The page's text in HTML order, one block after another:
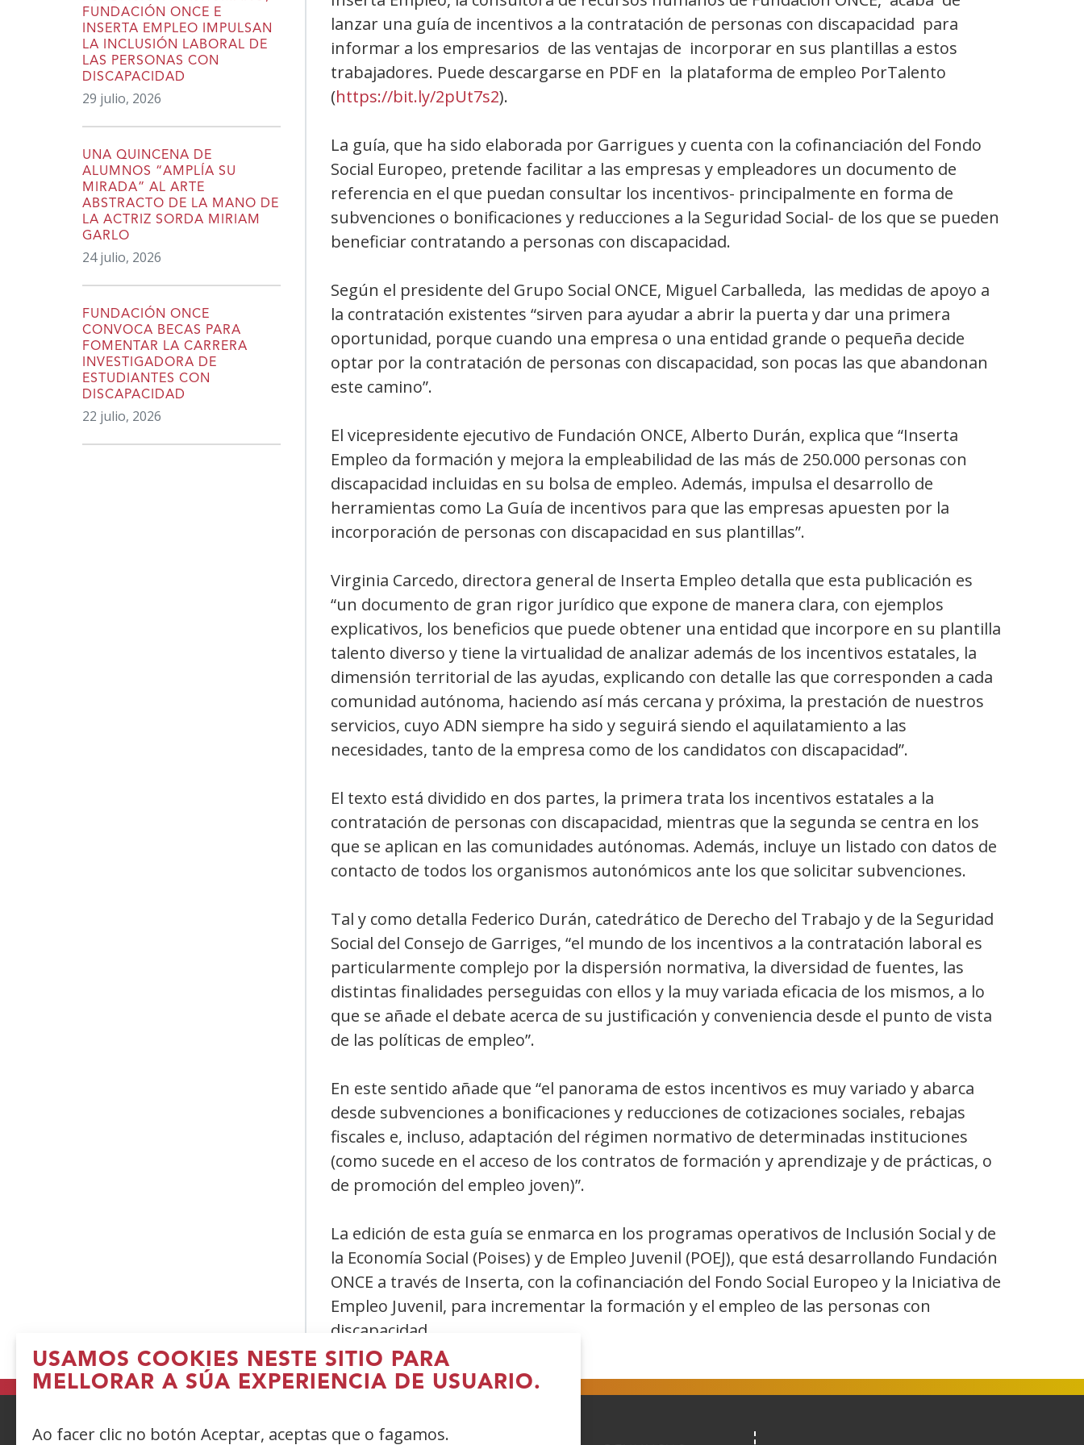
USAMOS COOKIES NESTE SITIO PARA
MELLORAR A SÚA EXPERIENCIA DE USUARIO.
Ao facer clic no botón Aceptar, aceptas que o fagamos.
lanzar una guía de incentivos a la contratación de personas con discapacidad para
informar a los empresarios de las ventajas de incorporar en sus plantillas a estos
trabajadores. Puede descargarse en PDF en la plataforma de empleo PorTalento
(https://bit.ly/2pUt7s2).
La guía, que ha sido elaborada por Garrigues y cuenta con la cofinanciación del Fondo
Social Europeo, pretende facilitar a las empresas y empleadores un documento de
referencia en el que puedan consultar los incentivos- principalmente en forma de
subvenciones o bonificaciones y reducciones a la Seguridad Social- de los que se pueden
beneficiar contratando a personas con discapacidad.
Según el presidente del Grupo Social ONCE, Miguel Carballeda, las medidas de apoyo a
la contratación existentes “sirven para ayudar a abrir la puerta y dar una primera
oportunidad, porque cuando una empresa o una entidad grande o pequeña decide
optar por la contratación de personas con discapacidad, son pocas las que abandonan
este camino”.
El vicepresidente ejecutivo de Fundación ONCE, Alberto Durán, explica que “Inserta
Empleo da formación y mejora la empleabilidad de las más de 250.000 personas con
discapacidad incluidas en su bolsa de empleo. Además, impulsa el desarrollo de
herramientas como La Guía de incentivos para que las empresas apuesten por la
incorporación de personas con discapacidad en sus plantillas”.
Virginia Carcedo, directora general de Inserta Empleo detalla que esta publicación es
“un documento de gran rigor jurídico que expone de manera clara, con ejemplos
explicativos, los beneficios que puede obtener una entidad que incorpore en su plantilla
talento diverso y tiene la virtualidad de analizar además de los incentivos estatales, la
dimensión territorial de las ayudas, explicando con detalle las que corresponden a cada
comunidad autónoma, haciendo así más cercana y próxima, la prestación de nuestros
servicios, cuyo ADN siempre ha sido y seguirá siendo el aquilatamiento a las
necesidades, tanto de la empresa como de los candidatos con discapacidad”.
El texto está dividido en dos partes, la primera trata los incentivos estatales a la
contratación de personas con discapacidad, mientras que la segunda se centra en los
que se aplican en las comunidades autónomas. Además, incluye un listado con datos de
contacto de todos los organismos autonómicos ante los que solicitar subvenciones.
Tal y como detalla Federico Durán, catedrático de Derecho del Trabajo y de la Seguridad
Social del Consejo de Garriges, “el mundo de los incentivos a la contratación laboral es
particularmente complejo por la dispersión normativa, la diversidad de fuentes, las
distintas finalidades perseguidas con ellos y la muy variada eficacia de los mismos, a lo
que se añade el debate acerca de su justificación y conveniencia desde el punto de vista
de las políticas de empleo”.
En este sentido añade que “el panorama de estos incentivos es muy variado y abarca
desde subvenciones a bonificaciones y reducciones de cotizaciones sociales, rebajas
fiscales e, incluso, adaptación del régimen normativo de determinadas instituciones
(como sucede en el acceso de los contratos de formación y aprendizaje y de prácticas, o
de promoción del empleo joven)”.
La edición de esta guía se enmarca en los programas operativos de Inclusión Social y de
la Economía Social (Poises) y de Empleo Juvenil (POEJ), que está desarrollando Fundación
ONCE a través de Inserta, con la cofinanciación del Fondo Social Europeo y la Iniciativa de
Empleo Juvenil, para incrementar la formación y el empleo de las personas con
discapacidad.
FUNDACIÓN ONCE E
INSERTA EMPLEO IMPULSAN
LA INCLUSIÓN LABORAL DE
LAS PERSONAS CON
DISCAPACIDAD
29 julio, 2026
UNA QUINCENA DE
ALUMNOS “AMPLÍA SU
MIRADA” AL ARTE
ABSTRACTO DE LA MANO DE
LA ACTRIZ SORDA MIRIAM
GARLO
24 julio, 2026
FUNDACIÓN ONCE
CONVOCA BECAS PARA
FOMENTAR LA CARRERA
INVESTIGADORA DE
ESTUDIANTES CON
DISCAPACIDAD
22 julio, 2026